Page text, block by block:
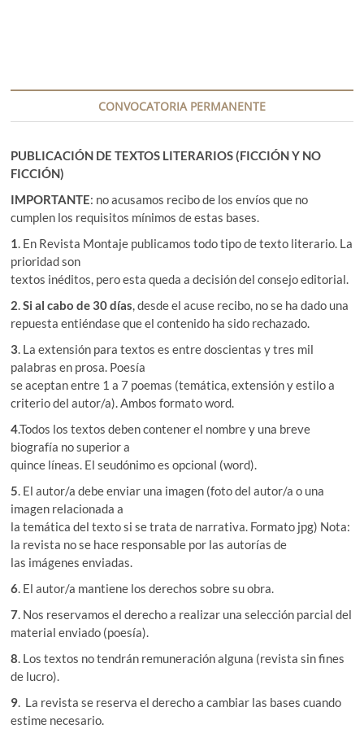
CONVOCATORIA PERMANENTE
PUBLICACIÓN DE TEXTOS LITERARIOS (FICCIÓN Y NO
FICCIÓN)
IMPORTANTE: no acusamos recibo de los envíos que no
cumplen los requisitos mínimos de estas bases.
1. En Revista Montaje publicamos todo tipo de texto literario. La
prioridad son
textos inéditos, pero esta queda a decisión del consejo editorial.
2.Si al cabo de 30 días, desde el acuse recibo, no se ha dado una
repuesta entiéndase que el contenido ha sido rechazado.
3. La extensión para textos es entre doscientas y tres mil
palabras en prosa. Poesía
se aceptan entre 1 a 7 poemas (temática, extensión y estilo a
criterio del autor/a). Ambos formato word.
4.Todos los textos deben contener el nombre y una breve
biografía no superior a
quince líneas. El seudónimo es opcional (word).
5. El autor/a debe enviar una imagen (foto del autor/a o una
imagen relacionada a
la temática del texto si se trata de narrativa. Formato jpg) Nota:
la revista no se hace responsable por las autorías de
las imágenes enviadas.
6. El autor/a mantiene los derechos sobre su obra.
7. Nos reservamos el derecho a realizar una selección parcial del
material enviado (poesía).
8. Los textos no tendrán remuneración alguna (revista sin fines
de lucro).
9. La revista se reserva el derecho a cambiar las bases cuando
estime necesario.